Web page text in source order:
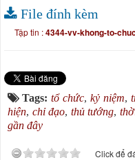
File đính kèm
Tập tin :4344-vv-khong-to-
Tags: tổ chức, kỷ niệm,
hiện, chỉ đạo, thủ tướng,
gần đây
Click để